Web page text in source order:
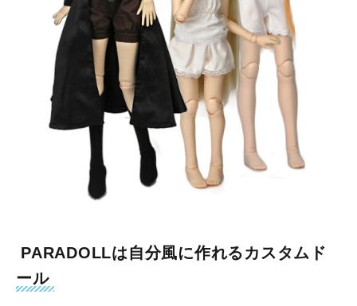
PARADOLLは自分風に作れるカスタムド
ール